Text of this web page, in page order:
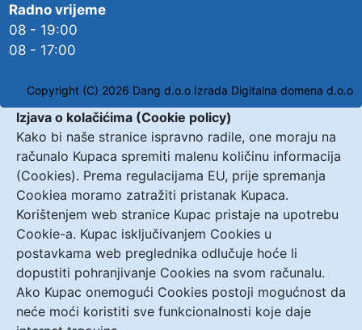
Radno vrijeme
08 - 19:00
08 - 17:00
Copyright (C) 2026 Dang d.o.o Izrada Digitalna domena d.o.o
Izjava o kolačićima (Cookie policy)
Kako bi naše stranice ispravno radile, one moraju na
računalo Kupaca spremiti malenu količinu informacija
(Cookies). Prema regulacijama EU, prije spremanja
Cookiea moramo zatražiti pristanak Kupaca.
Korištenjem web stranice Kupac pristaje na upotrebu
Cookie-a. Kupac isključivanjem Cookies u
postavkama web preglednika odlučuje hoće li
dopustiti pohranjivanje Cookies na svom računalu.
Ako Kupac onemogući Cookies postoji mogućnost da
neće moći koristiti sve funkcionalnosti koje daje